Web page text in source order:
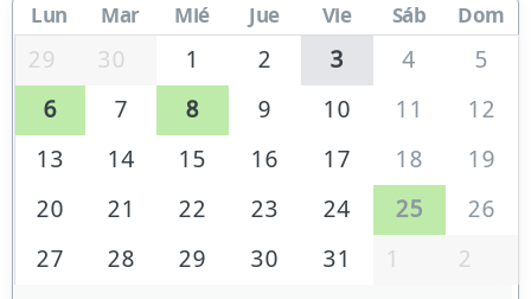
Lun Mar Mié Jue Vie Sáb Dom
29 30 1 2 3 4
5
6
7 8 9 10 11
12
13
14 15 16 17 18
19
20
21 22 23 24 25
26
27
28 29 30 31 1 2